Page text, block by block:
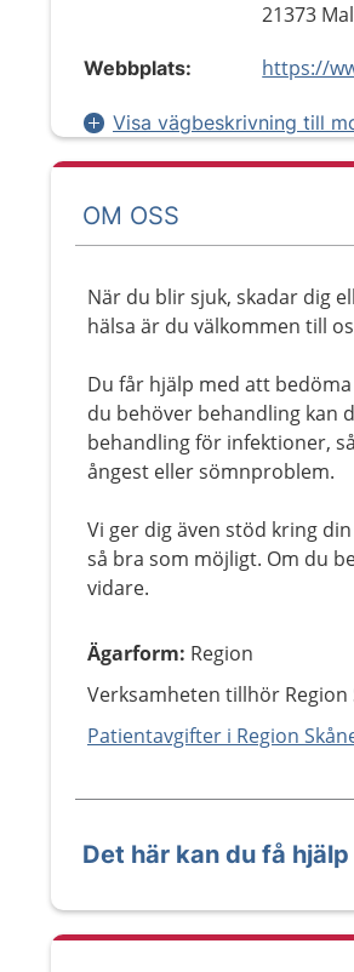
21373
Webbplats:
Visa vägbeskrivning till
OM OSS
När du blir sjuk, skadar dig
hälsa är du välkommen till
Du får hjälp med att
du behöver behandling kan
behandling för infektioner,
ångest eller sömnproblem.
Vi ger dig även stöd kring
så bra som möjligt. Om du
vidare.
Ägarform: Region
Verksamheten tillhör Region
Patientavgifter i Region
Det här kan du få hjälp